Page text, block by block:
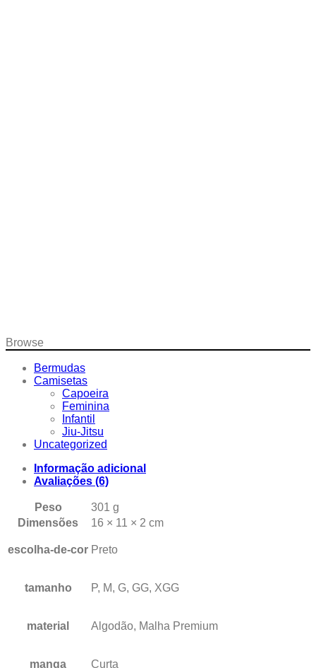
Browse
Bermudas
Camisetas
Capoeira
Feminina
Infantil
Jiu-Jitsu
Uncategorized
Informação adicional
Avaliações (6)
Peso
301 g
Dimensões
16 × 11 × 2 cm
escolha-de-cor Preto
tamanho P, M, G, GG, XGG
material Algodão, Malha Premium
manga Curta